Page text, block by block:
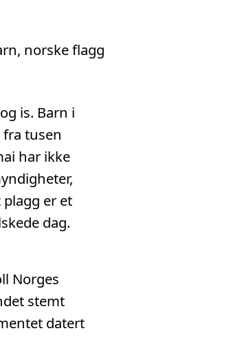
is. Barn i
tusen
har ikke
er et
dag.
Norges
stemt
datert